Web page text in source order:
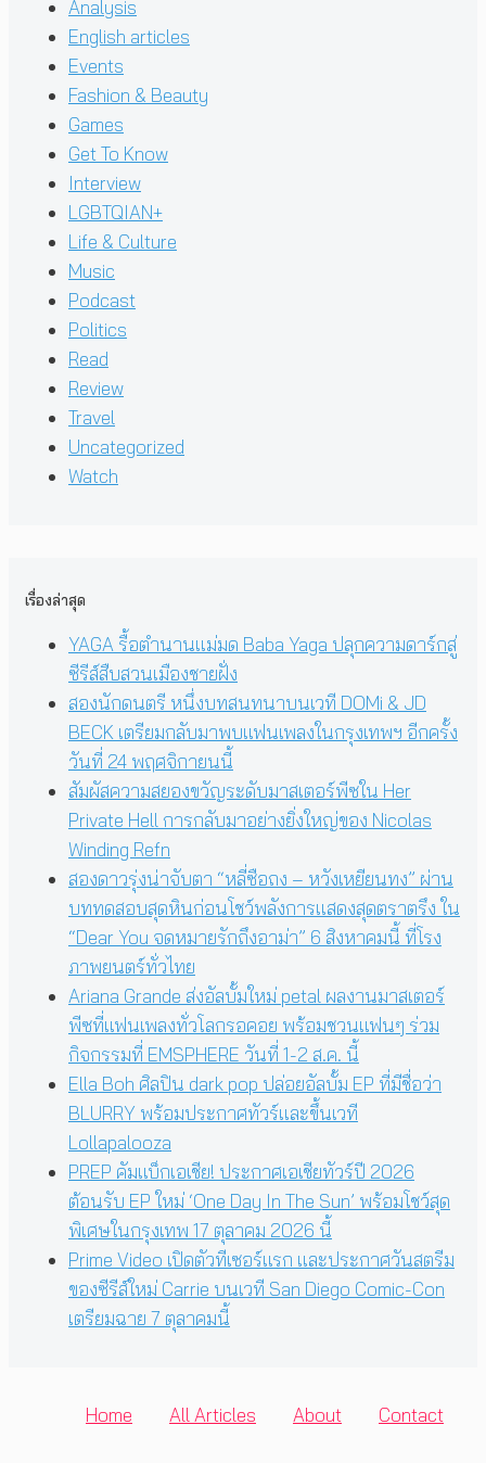
Analysis
English articles
Events
Fashion & Beauty
Games
Get To Know
Interview
LGBTQIAN+
Life & Culture
Music
Podcast
Politics
Read
Review
Travel
Uncategorized
Watch
เรื่องล่าสุด
YAGA รื้อตำนานแม่มด Baba Yaga ปลุกความดาร์กสู่
ซีรีส์สืบสวนเมืองชายฝั่ง
สองนักดนตรี หนึ่งบทสนทนาบนเวที DOMi & JD
BECK เตรียมกลับมาพบแฟนเพลงในกรุงเทพฯ อีกครั้ง
วันที่ 24 พฤศจิกายนนี้
สัมผัสความสยองขวัญระดับมาสเตอร์พีซใน Her
Private Hell การกลับมาอย่างยิ่งใหญ่ของ Nicolas
Winding Refn
สองดาวรุ่งน่าจับตา “หลี่ซือถง – หวังเหยียนทง” ผ่าน
บททดสอบสุดหินก่อนโชว์พลังการแสดงสุดตราตรึง ใน
“Dear You จดหมายรักถึงอาม่า” 6 สิงหาคมนี้ ที่โรง
ภาพยนตร์ทั่วไทย
Ariana Grande ส่งอัลบั้มใหม่ petal ผลงานมาสเตอร์
พีซที่แฟนเพลงทั่วโลกรอคอย พร้อมชวนแฟนๆ ร่วม
กิจกรรมที่ EMSPHERE วันที่ 1-2 ส.ค. นี้
Ella Boh ศิลปิน dark pop ปล่อยอัลบั้ม EP ที่มีชื่อว่า
BLURRY พร้อมประกาศทัวร์และขึ้นเวที
Lollapalooza
PREP คัมแบ็กเอเชีย! ประกาศเอเชียทัวร์ปี 2026
ต้อนรับ EP ใหม่ ‘One Day In The Sun’ พร้อมโชว์สุด
พิเศษในกรุงเทพ 17 ตุลาคม 2026 นี้
Prime Video เปิดตัวทีเซอร์แรก และประกาศวันสตรีม
ของซีรีส์ใหม่ Carrie บนเวที San Diego Comic-Con
เตรียมฉาย 7 ตุลาคมนี้
Home All Articles About Contact